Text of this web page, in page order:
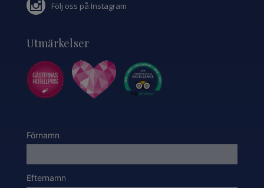
Följ oss på Instagram
Utmärkelser
Förnamn
Efternamn